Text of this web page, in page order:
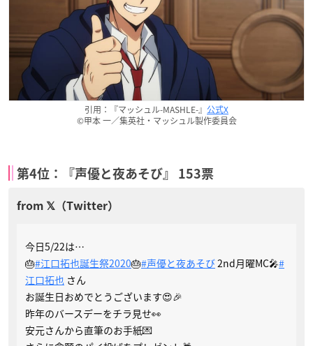
引用：『マッシュル-MASHLE-』 公式X
©甲本 一／集英社・マッシュル製作委員会
第4位：『声優と夜あそび』 153票
今日5/22は…
🎂#江口拓也誕生祭2020🎂#声優と夜あそび2nd月曜MC🎤#
江口拓也 さん
お誕生日おめでとうございます😍🎉
昨年のバースデーをチラ見せ👀
安元さんから直筆のお手紙💌